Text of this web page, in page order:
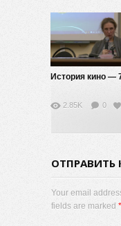
История кино —
2.85K 0
Your email
fields are marked *